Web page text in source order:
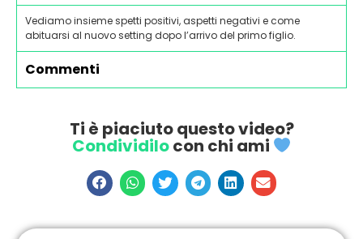
Vediamo insieme spetti positivi, aspetti negativi e come
abituarsi al nuovo setting dopo l’arrivo del primo figlio.
Commenti
Ti è piaciuto questo video?
Condividilocon chi ami